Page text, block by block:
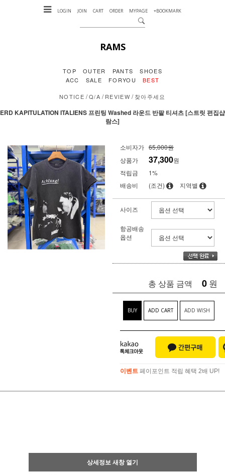
LOGIN JOIN CART ORDER MYPAGE +BOOKMARK
RAMS
TOP OUTER PANTS
SHOES
ACC
SALE FORYOU BEST
NOTICE /Q/A /REVIEW /찾아주세요
ERD KAPITULATION ITALIENS 프린팅 Washed 라운드 반팔 티셔츠 [스트릿 편집샵
람스]
소비자가 65,000원
상품가
37,300원
적립금
1%
배송비
(조건) 지역별
사이즈
항공배송
옵션
총 상품 금액 0 원
BUY ADD CART ADD WISH
이벤트 페이포인트 적립 혜택 2배 UP!
상세정보 새창 열기